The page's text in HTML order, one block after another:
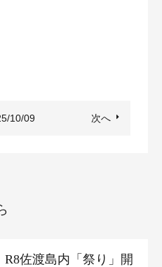
次へ
10/09
R8佐渡島内「祭り」開